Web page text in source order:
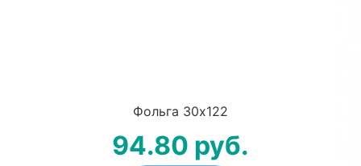
Фольга 30х122
94.80 руб.